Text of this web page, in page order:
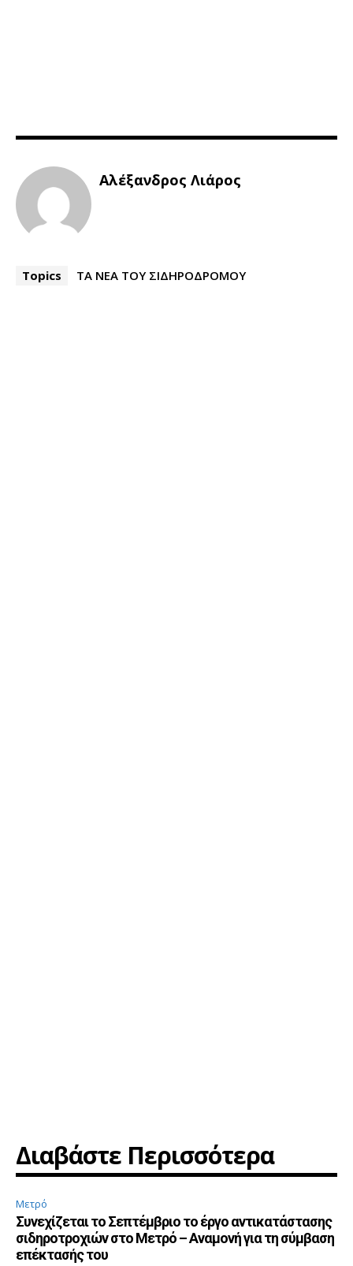
Αλέξανδρος Λιάρος
Topics ΤΑ ΝΕΑ ΤΟΥ ΣΙΔΗΡΟΔΡΟΜΟΥ
Διαβάστε Περισσότερα
Μετρό
Συνεχίζεται το Σεπτέμβριο το έργο αντικατάστασης
σιδηροτροχιών στο Μετρό – Αναμονή για τη σύμβαση
επέκτασής του